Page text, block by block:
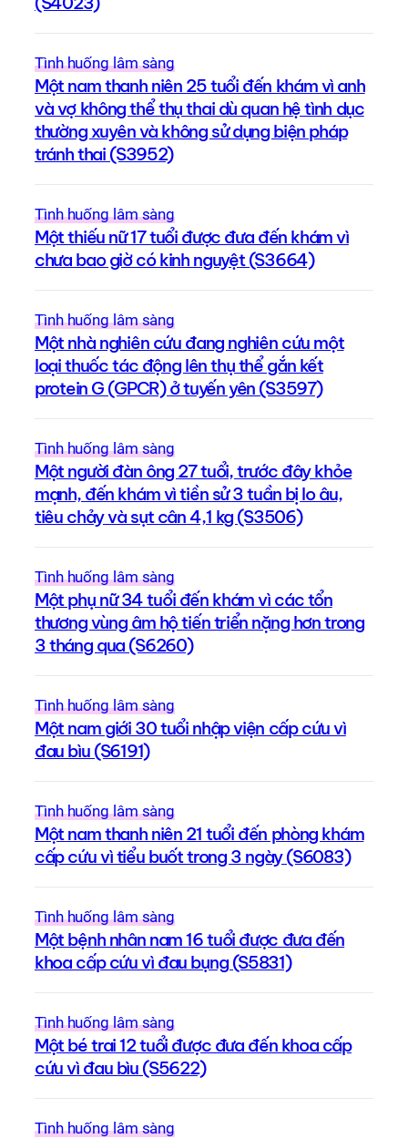
Tình huống lâm sàng
Một nam thanh niên 25 tuổi đến khám vì anh
và vợ không thể thụ thai dù quan hệ tình dục
thường xuyên và không sử dụng biện pháp
tránh thai (S3952)
Tình huống lâm sàng
Một thiếu nữ 17 tuổi được đưa đến khám vì
chưa bao giờ có kinh nguyệt (S3664)
Tình huống lâm sàng
Một nhà nghiên cứu đang nghiên cứu một
loại thuốc tác động lên thụ thể gắn kết
protein G (GPCR) ở tuyến yên (S3597)
Tình huống lâm sàng
Một người đàn ông 27 tuổi, trước đây khỏe
mạnh, đến khám vì tiền sử 3 tuần bị lo âu,
tiêu chảy và sụt cân 4,1 kg (S3506)
Tình huống lâm sàng
Một phụ nữ 34 tuổi đến khám vì các tổn
thương vùng âm hộ tiến triển nặng hơn trong
3 tháng qua (S6260)
Tình huống lâm sàng
Một nam giới 30 tuổi nhập viện cấp cứu vì
đau bìu (S6191)
Tình huống lâm sàng
Một nam thanh niên 21 tuổi đến phòng khám
cấp cứu vì tiểu buốt trong 3 ngày (S6083)
Tình huống lâm sàng
Một bệnh nhân nam 16 tuổi được đưa đến
khoa cấp cứu vì đau bụng (S5831)
Tình huống lâm sàng
Một bé trai 12 tuổi được đưa đến khoa cấp
cứu vì đau bìu (S5622)
Tình huống lâm sàng